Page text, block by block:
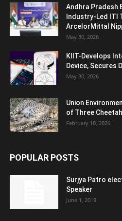
Andhra Pradesh
Industry-Led
ArcelorMittal
May 30, 2026
KIIT-Develops
Device, Secures
May 30, 2026
Union
of Three
February 18, 2026
POPULAR POSTS
Surjya Patro
Speaker
June 1, 2019